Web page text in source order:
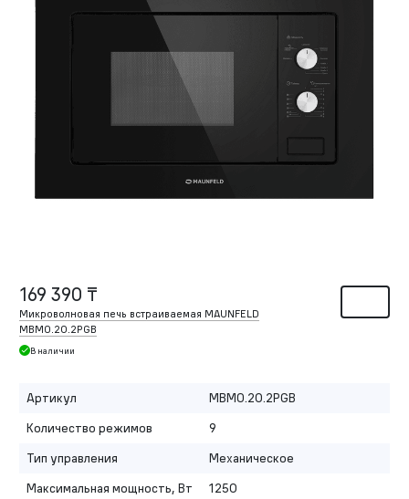
169 390 ₸
Микроволновая печь встраиваемая MAUNFELD
MBMO.20.2PGB
В наличии
Артикул
MBMO.20.2PGB
Количество режимов
9
Тип управления
Механическое
Максимальная мощность, Вт
1250